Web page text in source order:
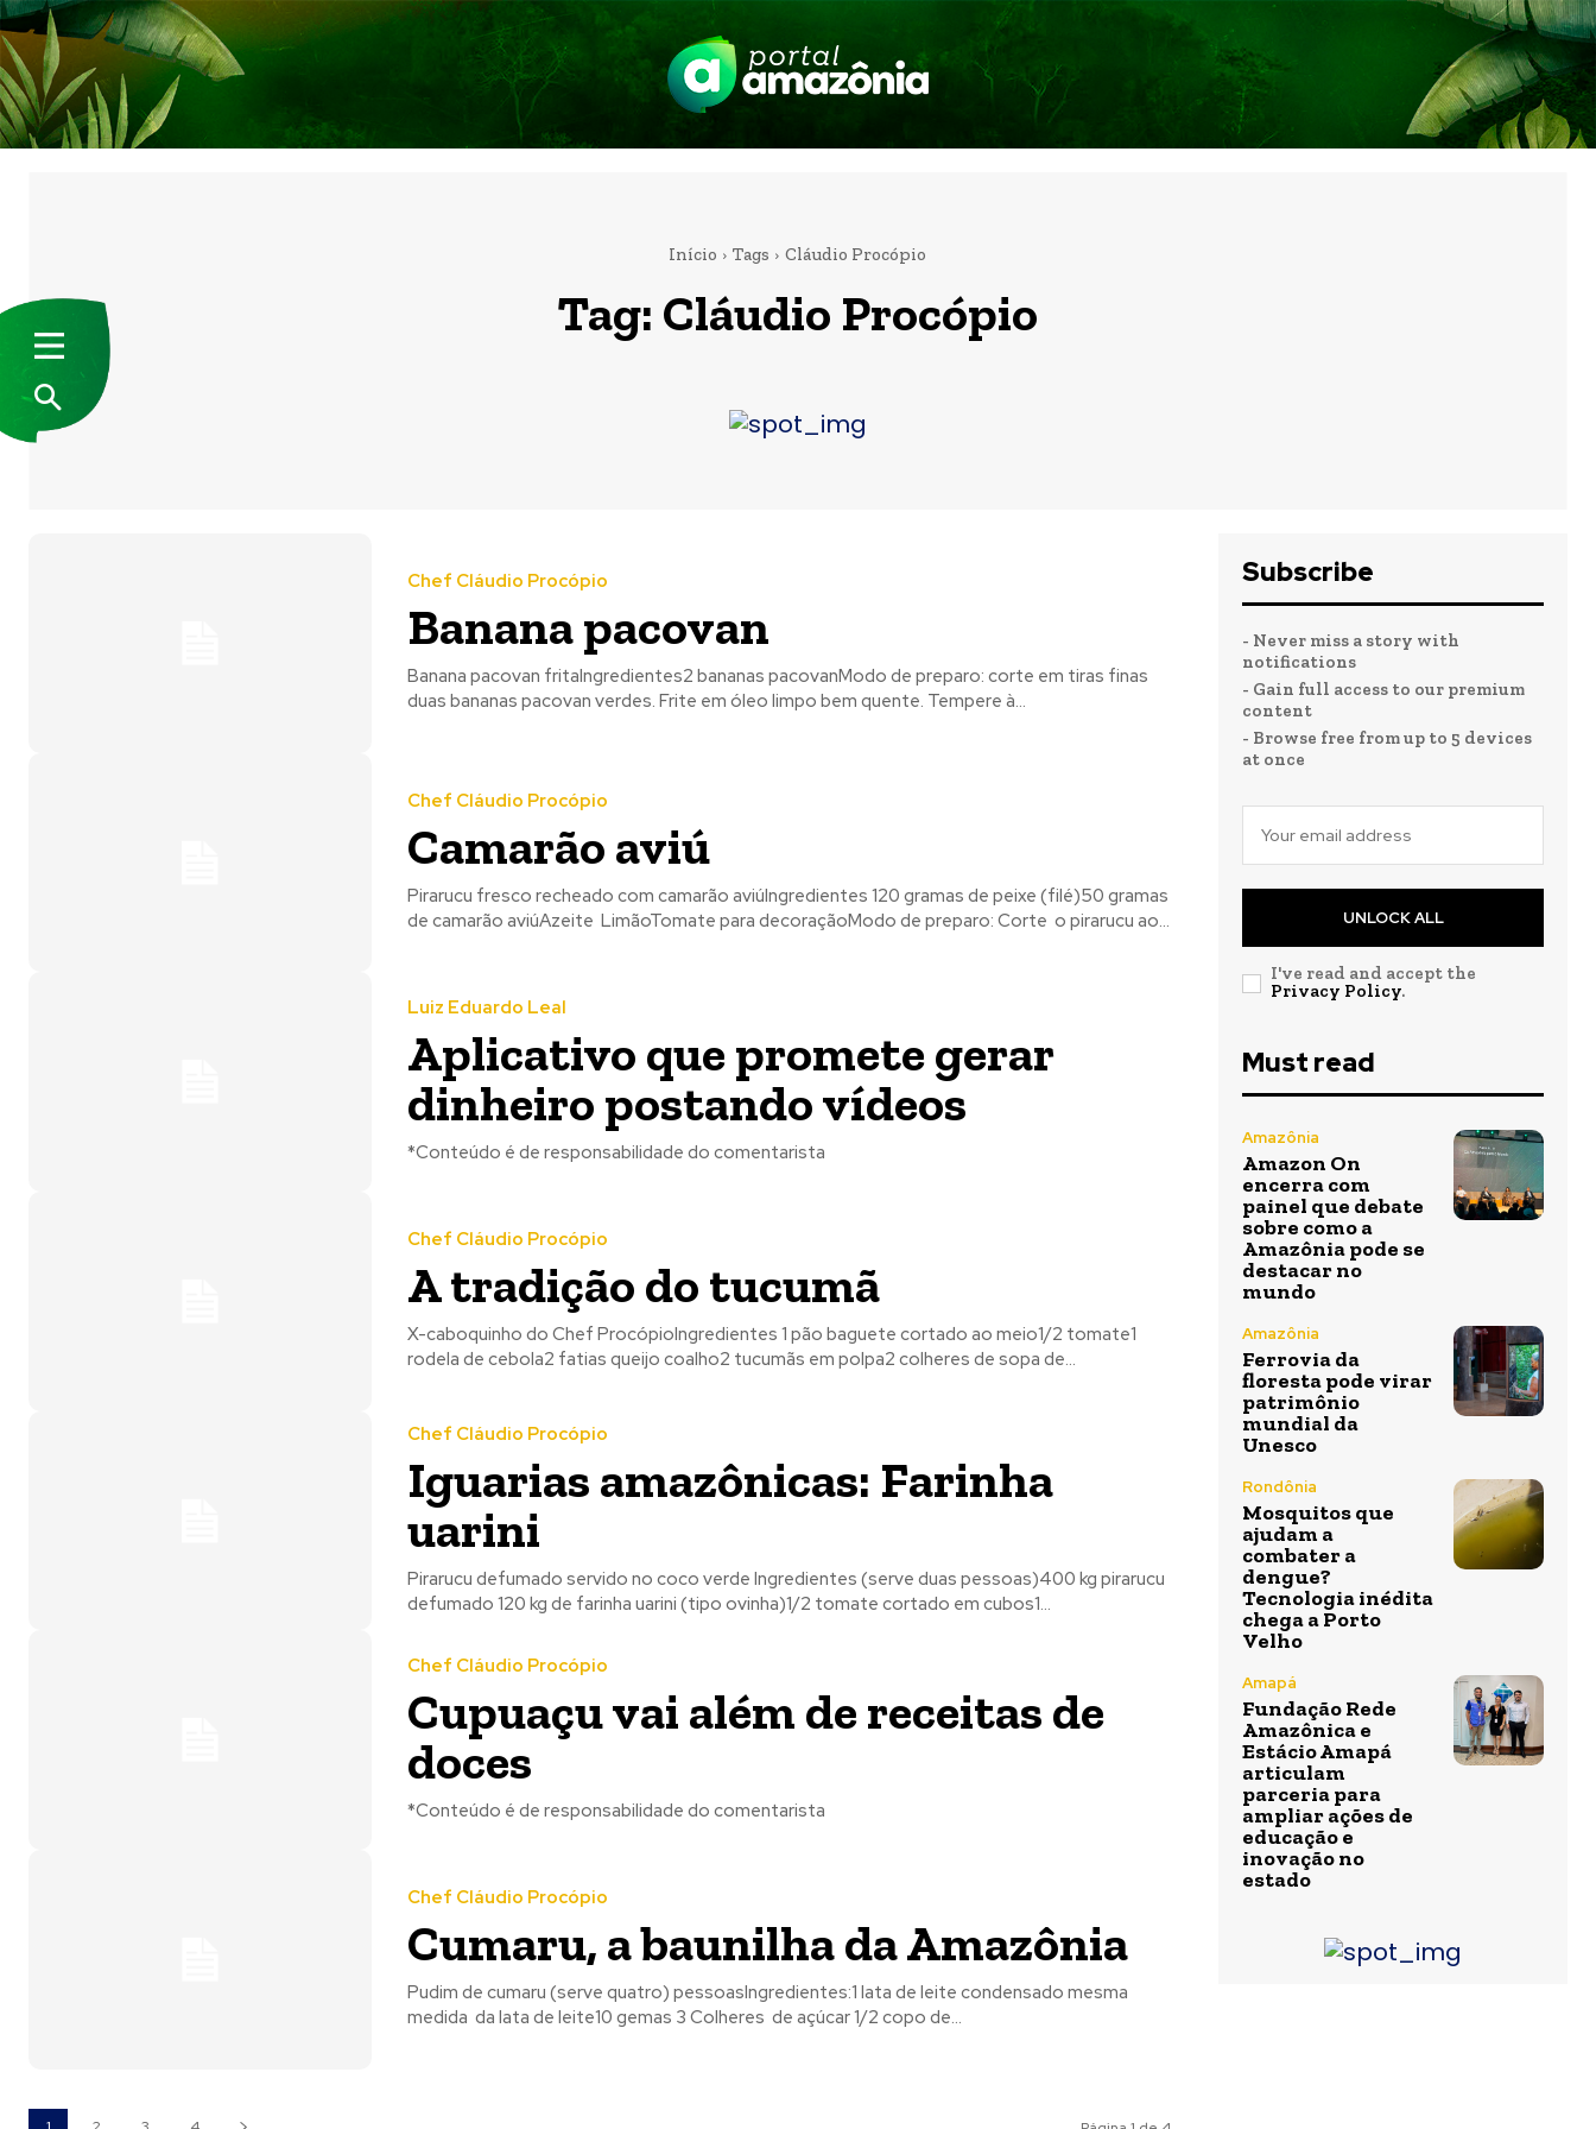
Início Tags Cláudio Procópio
Tag: Cláudio Procópio
Chef Cláudio Procópio
Banana pacovan
Banana pacovan fritaIngredientes2 bananas pacovanModo de preparo: corte em tiras finas
duas bananas pacovan verdes. Frite em óleo limpo bem quente. Tempere à...
Chef Cláudio Procópio
Camarão aviú
Pirarucu fresco recheado com camarão aviúIngredientes 120 gramas de peixe (filé)50 gramas
de camarão aviúAzeite LimãoTomate para decoraçãoModo de preparo: Corte o pirarucu ao...
Luiz Eduardo Leal
Aplicativo que promete gerar
dinheiro postando vídeos
*Conteúdo é de responsabilidade do comentarista
Chef Cláudio Procópio
A tradição do tucumã
X-caboquinho do Chef ProcópioIngredientes 1 pão baguete cortado ao meio1/2 tomate1
rodela de cebola2 fatias queijo coalho2 tucumãs em polpa2 colheres de sopa de...
Chef Cláudio Procópio
Iguarias amazônicas: Farinha
uarini
Pirarucu defumado servido no coco verde Ingredientes (serve duas pessoas)400 kg pirarucu
defumado 120 kg de farinha uarini (tipo ovinha)1/2 tomate cortado em cubos1...
Chef Cláudio Procópio
Cupuaçu vai além de receitas de
doces
*Conteúdo é de responsabilidade do comentarista
Chef Cláudio Procópio
Cumaru, a baunilha da Amazônia
Pudim de cumaru (serve quatro) pessoasIngredientes:1 lata de leite condensado mesma
medida da lata de leite10 gemas 3 Colheres de açúcar 1/2 copo de...
Subscribe
- Never miss a story with
notifications
- Gain full access to our premium
content
- Browse free from up to 5 devices
at once
UNLOCK ALL
I've read and accept the
Privacy Policy.
Must read
Amazônia
Amazon On
encerra com
painel que debate
sobre como a
Amazônia pode se
destacar no
mundo
Amazônia
Ferrovia da
floresta pode virar
patrimônio
mundial da
Unesco
Rondônia
Mosquitos que
ajudam a
combater a
dengue?
Tecnologia inédita
chega a Porto
Velho
Amapá
Fundação Rede
Amazônica e
Estácio Amapá
articulam
parceria para
ampliar ações de
educação e
inovação no
estado